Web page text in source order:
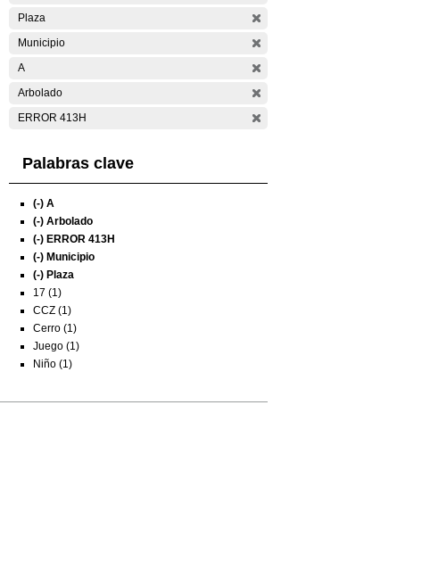
Plaza
Municipio
A
Arbolado
ERROR 413H
Palabras clave
(-) A
(-) Arbolado
(-) ERROR 413H
(-) Municipio
(-) Plaza
17 (1)
CCZ (1)
Cerro (1)
Juego (1)
Niño (1)